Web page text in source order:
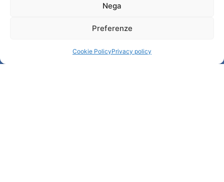
Nega
Preferenze
Cookie PolicyPrivacy policy